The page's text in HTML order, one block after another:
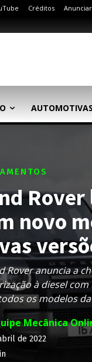
Créditos Anunciar
AUTOMOTIVAS
Rover
novo
Rover anuncia a
à diesel com
os modelos
Mecânica
de 2022